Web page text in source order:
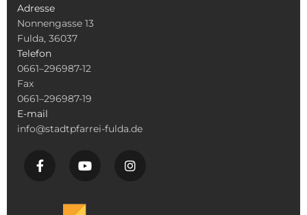
Adresse
Nonnengasse 13
Fulda, 36037
Telefon
0661–296987-12
Fax
0661–296987-19
E-mail
info@stadtpfarrei-fulda.de